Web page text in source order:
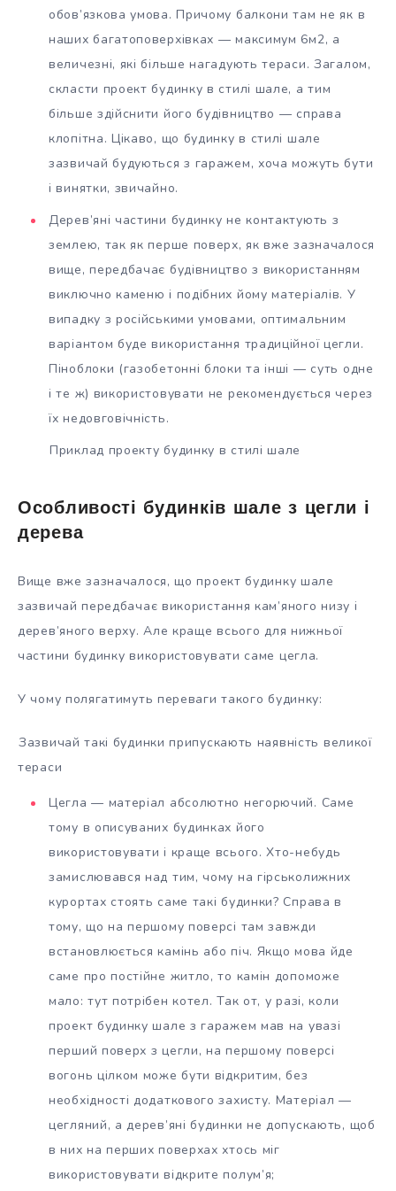
обов’язкова умова. Причому балкони там не як в
наших багатоповерхівках — максимум 6м2, а
величезні, які більше нагадують тераси. Загалом,
скласти проект будинку в стилі шале, а тим
більше здійснити його будівництво — справа
клопітна. Цікаво, що будинку в стилі шале
зазвичай будуються з гаражем, хоча можуть бути
і винятки, звичайно.
Дерев’яні частини будинку не контактують з
землею, так як перше поверх, як вже зазначалося
вище, передбачає будівництво з використанням
виключно каменю і подібних йому матеріалів. У
випадку з російськими умовами, оптимальним
варіантом буде використання традиційної цегли.
Піноблоки (газобетонні блоки та інші — суть одне
і те ж) використовувати не рекомендується через
їх недовговічність.
Приклад проекту будинку в стилі шале
Особливості будинків шале з цегли і
дерева
Вище вже зазначалося, що проект будинку шале
зазвичай передбачає використання кам’яного низу і
дерев’яного верху. Але краще всього для нижньої
частини будинку використовувати саме цегла.
У чому полягатимуть переваги такого будинку:
Зазвичай такі будинки припускають наявність великої
тераси
Цегла — матеріал абсолютно негорючий. Саме
тому в описуваних будинках його
використовувати і краще всього. Хто-небудь
замислювався над тим, чому на гірськолижних
курортах стоять саме такі будинки? Справа в
тому, що на першому поверсі там завжди
встановлюється камінь або піч. Якщо мова йде
саме про постійне житло, то камін допоможе
мало: тут потрібен котел. Так от, у разі, коли
проект будинку шале з гаражем мав на увазі
перший поверх з цегли, на першому поверсі
вогонь цілком може бути відкритим, без
необхідності додаткового захисту. Матеріал —
цегляний, а дерев’яні будинки не допускають, щоб
в них на перших поверхах хтось міг
використовувати відкрите полум’я;